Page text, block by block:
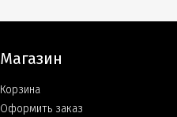
Магазин
Корзина
Оформить заказ